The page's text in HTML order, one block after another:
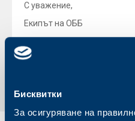
Бисквитки
За осигуряване на
С уважение,
Екипът на ОББ